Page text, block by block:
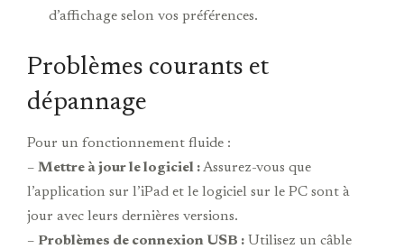
d’affichage selon vos préférences.
Problèmes courants et
dépannage
Pour un fonctionnement fluide :
– Mettre à jour le logiciel :Assurez-vous que
l’application sur l’iPad et le logiciel sur le PC sont à
jour avec leurs dernières versions.
– Problèmes de connexion USB : Utilisez un câble